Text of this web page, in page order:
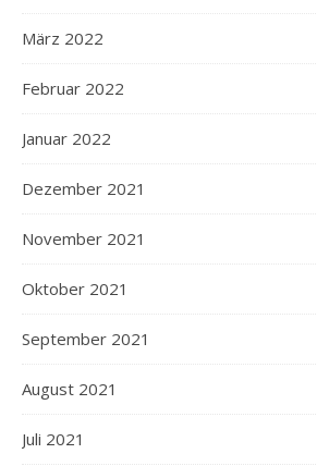
März 2022
Februar 2022
Januar 2022
Dezember 2021
November 2021
Oktober 2021
September 2021
August 2021
Juli 2021